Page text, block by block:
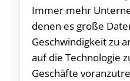
Immer mehr
denen es große
Geschwindigkeit zu
auf die Technologie
Geschäfte